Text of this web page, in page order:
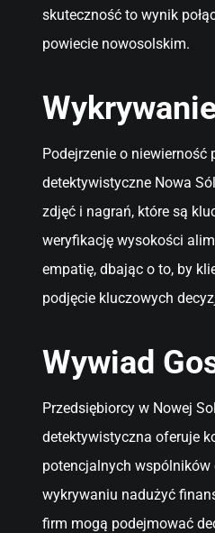
skuteczność to wynik
powiecie nowosolskim.
Podejrzenie o niewierność
detektywistyczne Nowa
zdjęć i nagrań, które są
weryfikację wysokości
empatię, dbając o to, by
podjęcie kluczowych
Wywiad
Przedsiębiorcy w Nowej
detektywistyczna oferuje
potencjalnych wspólników
wykrywaniu nadużyć
firm mogą podejmować